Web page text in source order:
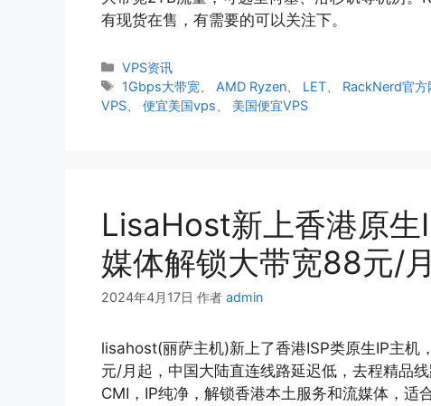
有现货在售，有需要的可以关注下。
分
类
VPS资讯
标
签
1Gbps大带宽 AMD Ryzen LET RackNerd官方
VPS
便宜美国vps 美国便宜VPS
LisaHost新上香港原
媒体解锁大带宽88元/
2024年4月17日 作者 admin
lisahost(丽萨主机)新上了香港ISP类原生IP主
元/月起，中国大陆直连线路延迟低，去程精品
CMI，IP纯净，解锁香港本土服务和流媒体，适